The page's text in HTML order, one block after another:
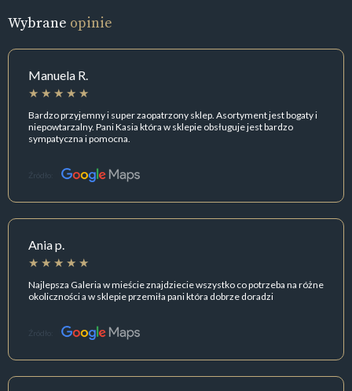
Wybrane opinie
Manuela R.
Bardzo przyjemny i super zaopatrzony sklep. Asortyment jest bogaty i
niepowtarzalny. Pani Kasia która w sklepie obsługuje jest bardzo
sympatyczna i pomocna.
Źródło:
Ania p.
Najlepsza Galeria w mieście znajdziecie wszystko co potrzeba na różne
okoliczności a w sklepie przemiła pani która dobrze doradzi
Źródło: